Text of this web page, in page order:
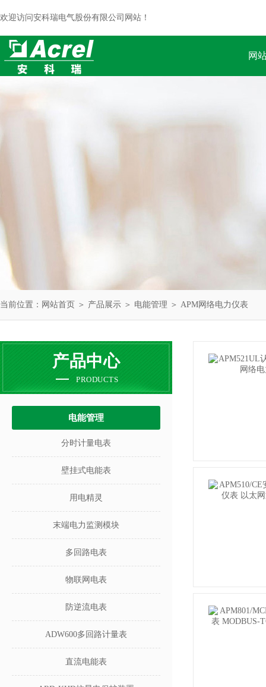
欢迎访问安科瑞电气股份有限公司网站！
网
当前位置： 网站首页 ＞ 产品展示 ＞ 电能管理 ＞ APM网络电力仪表
产品中心
PRODUCTS
电能管理
分时计量电表
壁挂式电能表
用电精灵
末端电力监测模块
多回路电表
物联网电表
防逆流电表
ADW600多回路计量表
直流电能表